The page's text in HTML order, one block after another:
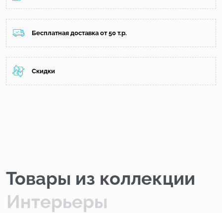
Бесплатная доставка от 50 т.р.
Скидки
Товары из коллекции
Интерьеры